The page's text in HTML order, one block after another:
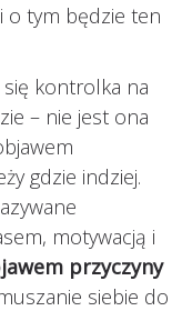
o tym będzie ten
się kontrolka na
– nie jest ona
gdzie indziej.
motywacją i
przyczyny
siebie do